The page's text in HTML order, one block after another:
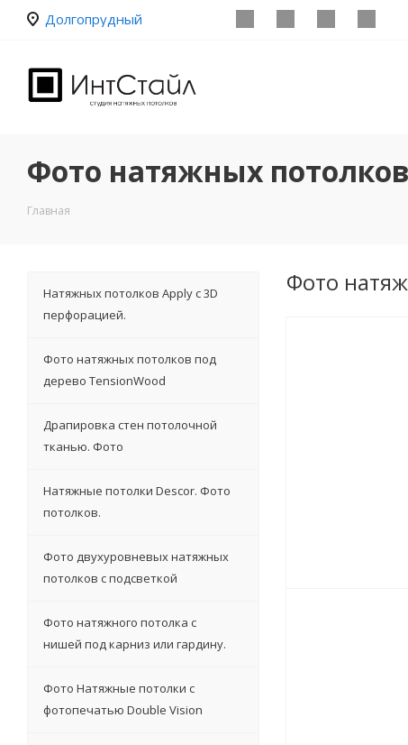
Долгопрудный
Фото натяжных
Главная
Фото
Натяжных потолков Apply с 3D
перфорацией.
Фото натяжных потолков под
дерево TensionWood
Драпировка стен потолочной
тканью. Фото
Натяжные потолки Descor. Фото
потолков.
Фото двухуровневых натяжных
потолков с подсветкой
Фото натяжного потолка с
нишей под карниз или гардину.
Фото Натяжные потолки с
фотопечатью Double Vision